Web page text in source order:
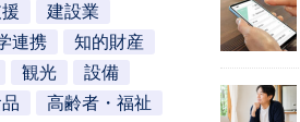
建設業
連携
知的財産
観光
設備
高齢者・福祉